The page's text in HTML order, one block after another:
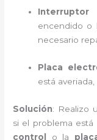
Interruptor
encendido o
necesario
Placa
está
Solución: Realizo
si el problema
control
o la